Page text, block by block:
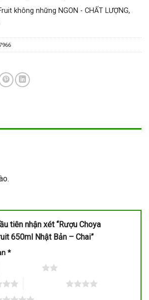
không những NGON - CHẤT LƯỢNG,
tiên nhận xét “Rượu Choya
650ml Nhật Bản – Chai”
*